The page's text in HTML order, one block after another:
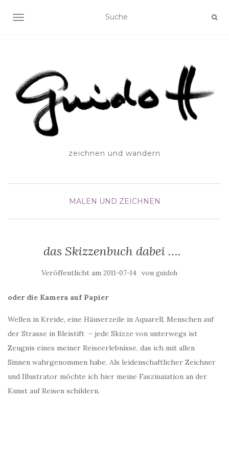
SCHALTE NAVIGATION
zeichnen und wandern
MALEN UND ZEICHNEN
das Skizzenbuch dabei ….
Veröffentlicht am 2011-07-14 von guidoh
oder die Kamera auf Papier
Wellen in Kreide, eine Häuserzeile in Aquarell, Menschen auf
der Strasse in Bleistift – jede Skizze von unterwegs ist
Zeugnis eines meiner Reiseerlebnisse, das ich mit allen
Sinnen wahrgenommen habe. Als leidenschaftlicher Zeichner
und Illustrator möchte ich hier meine Faszinaiation an der
Kunst auf Reisen schildern.